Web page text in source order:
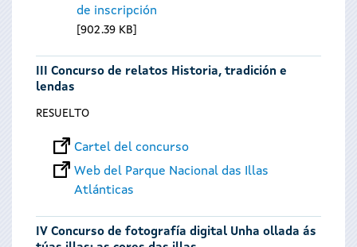
de inscripción
902.39 KB
III Concurso de relatos Historia, tradición e
lendas
RESUELTO
Cartel del concurso
Web del Parque Nacional das Illas
Atlánticas
IV Concurso de fotografía digital Unha ollada ás